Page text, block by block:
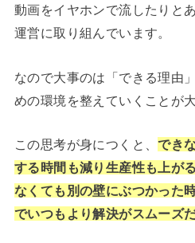
動画をイヤホンで流したりと
運営に取り組んでいます。
なので大事のは「できる理由
めの環境を整えていくことが
この思考が身につくと、でき
する時間も減り生産性も上が
なくても別の壁にぶつかった
でいつもより解決がスムーズ